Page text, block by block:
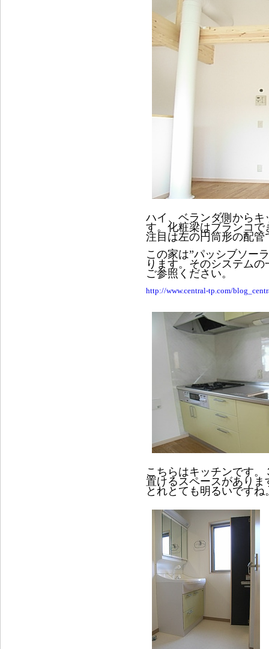
ハイ、ベランダ側から
す。化粧梁はブランコ
注目は左の円筒形の配管
この家は”パッシブソー
ります。そのシステム
ご参照ください。
http://www.central-tp.com/
こちらはキッチンです
置けるスペースがあり
とれとても明るいですね